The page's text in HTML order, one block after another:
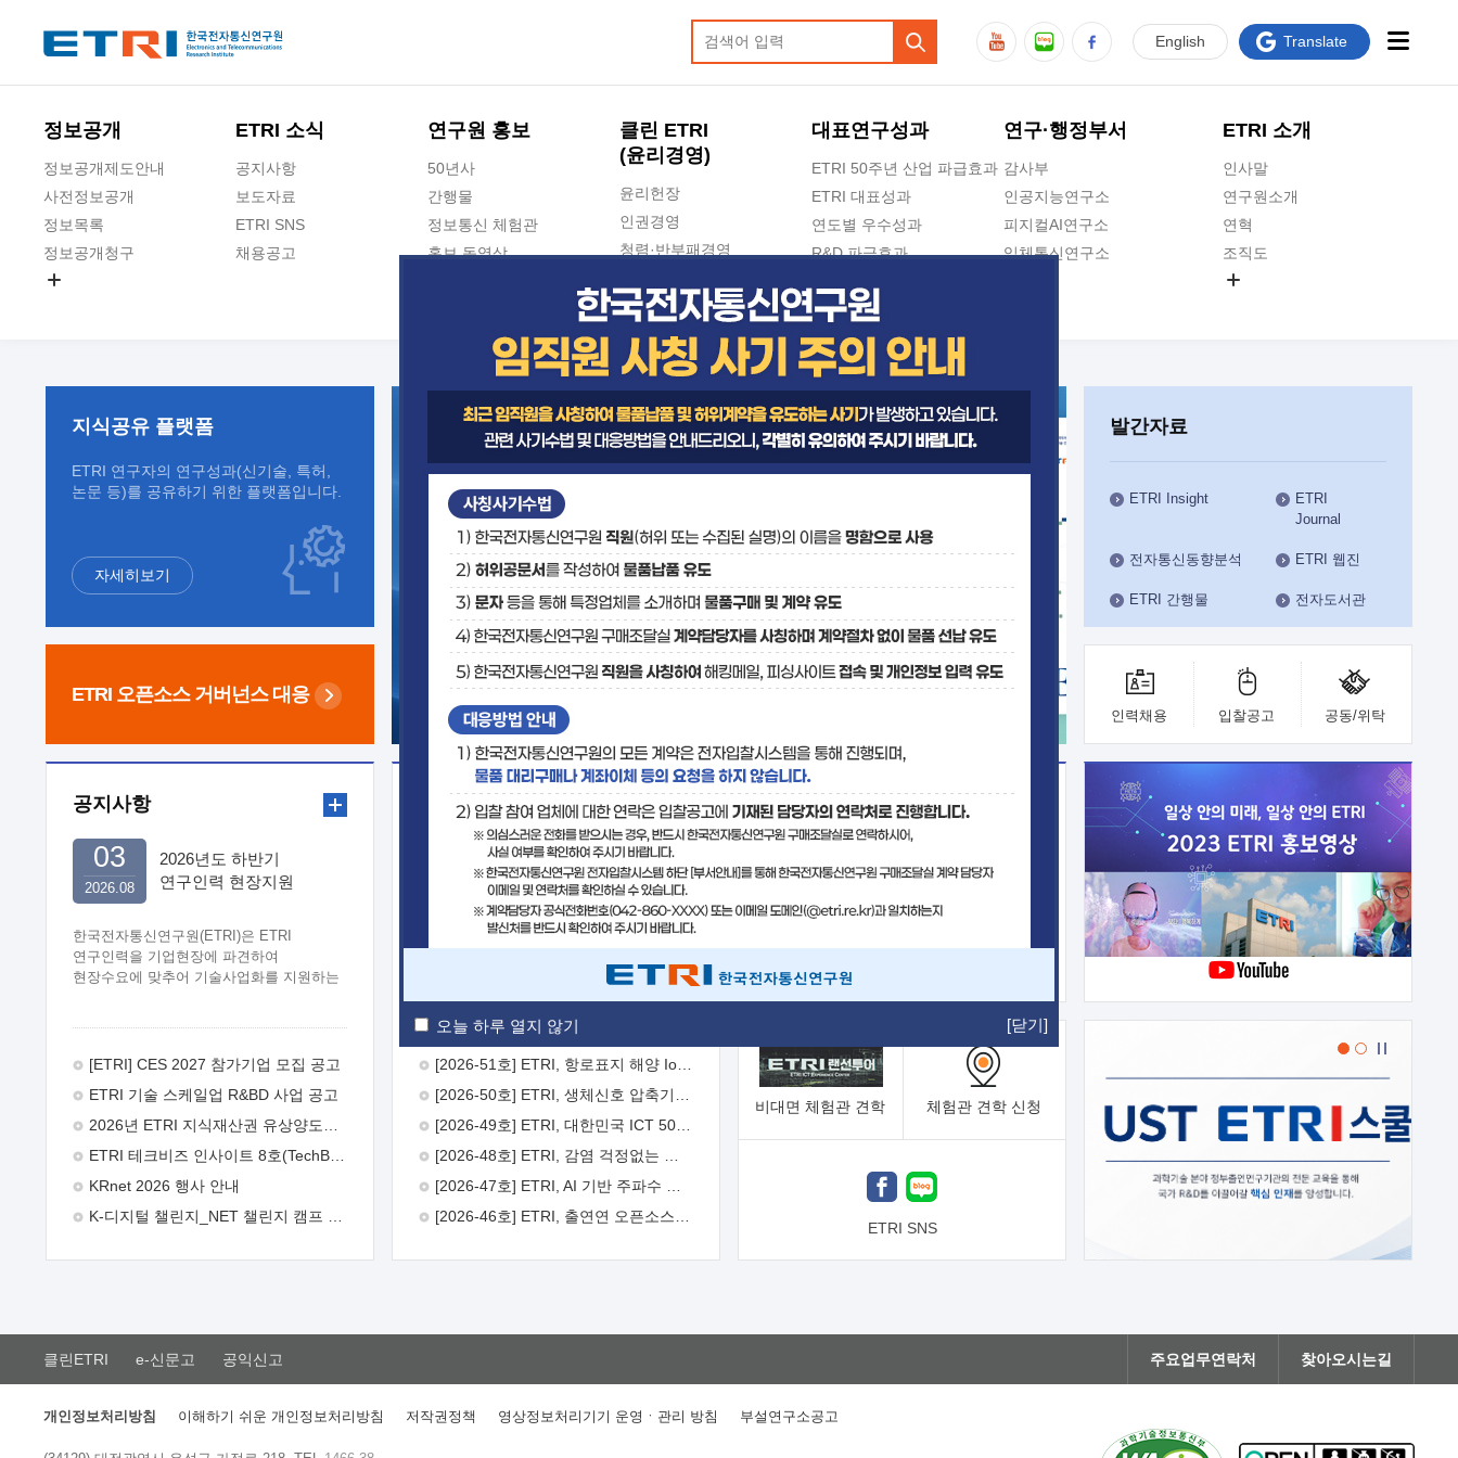
오늘 하루 열지 않기 [닫기]
정보공개
정보공개제도안내
사전정보공개
정보목록
정보공개청구
ETRI 소식
공지사항
보도자료
ETRI SNS
채용공고
연구원 홍보
50년사
간행물
정보통신 체험관
홍보 동영상
클린 ETRI
(윤리경영)
윤리헌장
인권경영
청렴·반부패경영
청렴포털 신고
수의계약 현황
부패징계 현황
감사결과공개
대표연구성과
ETRI 50주년 산업 파급효과
ETRI 대표성과
연도별 우수성과
R&D 파급효과
지식공유플랫폼
연구·행정부서
감사부
인공지능연구소
피지컬AI연구소
입체통신연구소
인공지능안전연구소
우주항공반도체전략연구단
대경권연구본부
호남권연구본부
기획본부
사업화본부
행정본부
대외협력부
ETRI 소개
인사말
연구원소개
연혁
조직도
ETRI CI
English Translate
지식공유 플랫폼
ETRI 연구자의 연구성과(신기술, 특허,
논문 등)를 공유하기 위한 플랫폼입니다.
자세히보기
ETRI 오픈소스 거버넌스 대응
발간자료
ETRI Insight
ETRI
Journal
전자통신동향분석 ETRI 웹진
ETRI 간행물 전자도서관
인력채용 입찰공고 공동/위탁
공지사항
2026년도 하반기
연구인력 현장지원
한국전자통신연구원(ETRI)은 ETRI
연구인력을 기업현장에 파견하여
현장수요에 맞추어 기술사업화를 지원하는
주시기 바랍니다. 2026년 8월
추진목적: ETRI 인력을 기업현장에 파견.
기술지원을 실시함으로써 ETRI 개발기술의
극대화하고, 지원기업을 강견기업으로
육성하고자 함.  신청자격: ETRI
ETRI 창업/연구소기업, 기술이전/출자기업
(2 ~ 3년차) 연봉의 40%  추진일정(1)
희망기업 신청/접수(2)희망인력-희망기업
매칭(3)현장조사/ 선정(심의)(4)협약체결
26일 9월초순 9월 중순 10월 이후*
2026.08
03
[ETRI] CES 2027 참가기업 모집 공고
ETRI 기술 스케일업 R&BD 사업 공고
ETRI 테크비즈 인사이트 8호(TechBiz Insight Vol.8) 발간
KRnet 2026 행사 안내
보도자료
[2026-52호] ETRI, ITU-T 자율주행차 국제표준화 주도한다
기술사업화플랫폼/기술이전
기술예고 중소기업 지원
보유특허 이전가능 기술
융합기술연구생산센터 반도체실험실
비대면 체험관 견학 체험관 견학 신청
ETRI SNS
클린ETRI e-신문고 공익신고 주요업무연락처 찾아오시는길
개인정보처리방침 이해하기 쉬운 개인정보처리방침 저작권정책 영상정보처리기기 운영ㆍ관리 방침 부설연구소공고